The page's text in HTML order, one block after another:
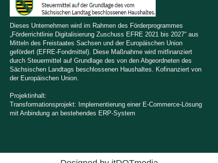
Dieses Unternehmen wird im Rahmen des Förderprogrammes
„Förderrichtlinie Digitalisierung Zuschuss EFRE 2021 bis 2027“ aus
Mitteln des Freistaates Sachsen und der Europäischen Union
gefördert (EFRE-Fondmittel). Diese Maßnahme wird mitfinanziert
durch Steuermittel auf Grundlage des von den Abgeordneten des
Sächsischen Landtags beschlossenen Haushaltes. Kofinanziert von
der Europäischen Union.
Projektinhalt:
Transformationsprojekt: Implementierung einer E-Commerce-Lösung
mit Anbindung an bestehendes ERP-System